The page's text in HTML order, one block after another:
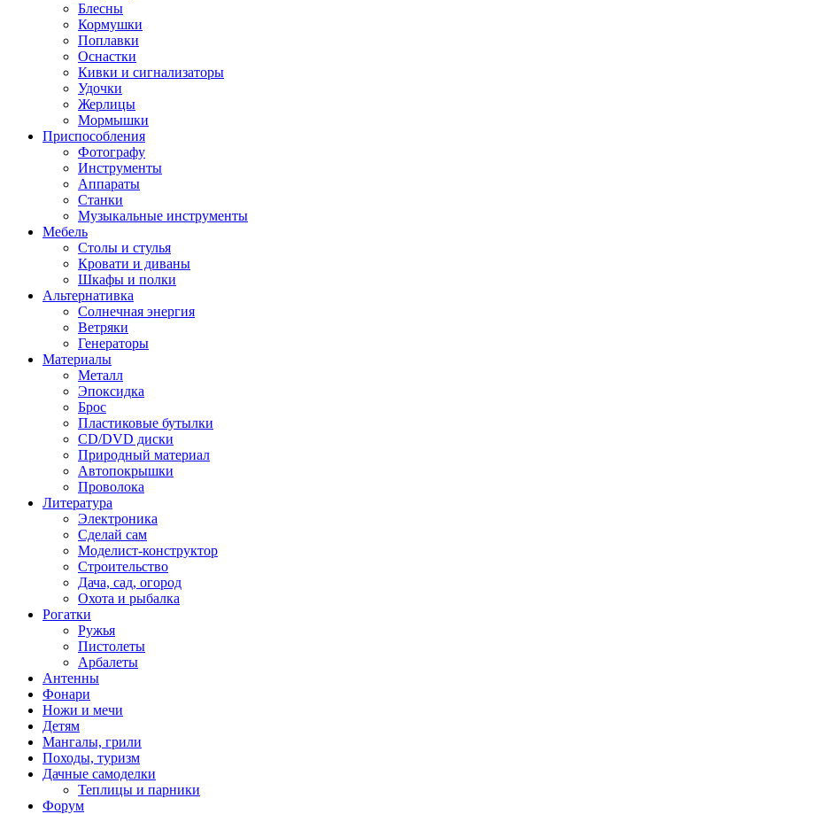
Блесны
Кормушки
Поплавки
Оснастки
Кивки и сигнализаторы
Удочки
Жерлицы
Мормышки
Приспособления
Фотографу
Инструменты
Аппараты
Станки
Музыкальные инструменты
Мебель
Столы и стулья
Кровати и диваны
Шкафы и полки
Альтернативка
Солнечная энергия
Ветряки
Генераторы
Материалы
Металл
Эпоксидка
Брос
Пластиковые бутылки
CD/DVD диски
Природный материал
Автопокрышки
Проволока
Литература
Электроника
Сделай сам
Моделист-конструктор
Строительство
Дача, сад, огород
Охота и рыбалка
Рогатки
Ружья
Пистолеты
Арбалеты
Антенны
Фонари
Ножи и мечи
Детям
Мангалы, грили
Походы, туризм
Дачные самоделки
Теплицы и парники
Форум